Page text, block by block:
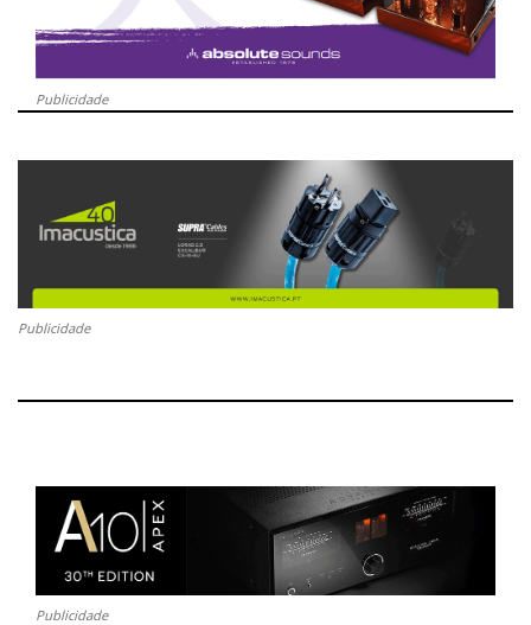
Publicidade
Publicidade
Publicidade